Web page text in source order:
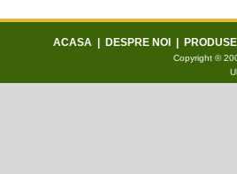
ACASA DESPRE NOI
Copyright ©